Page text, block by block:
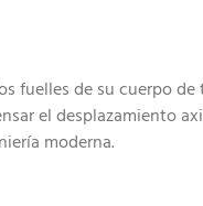
fuelles de su cuerpo
el desplazamiento
moderna.